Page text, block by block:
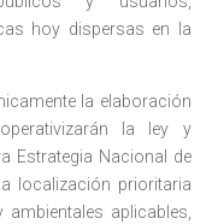
hoy dispersas en la
la elaboración
la ley y
Estrategia Nacional de
localización prioritaria
aplicables,